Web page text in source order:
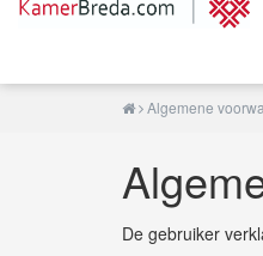
Algemene
De gebruiker